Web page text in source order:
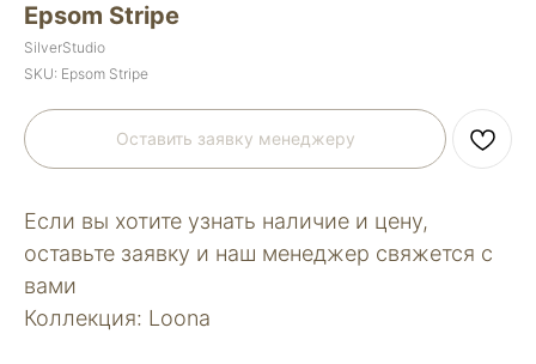
Epsom Stripe
SilverStudio
SKU: Epsom Stripe
Оставить заявку менеджеру
Если вы хотите узнать наличие и цену,
оставьте заявку и наш менеджер свяжется с
вами
Коллекция: Loona